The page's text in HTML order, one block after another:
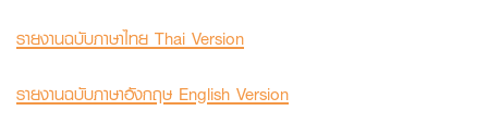
รายงานฉบับภาษาไทย Thai Version
รายงานฉบับภาษาอังกฤษ English Version